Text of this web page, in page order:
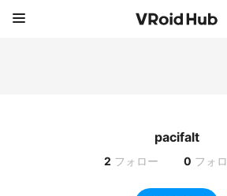
pacifalt
2 フォロー 0 フォ